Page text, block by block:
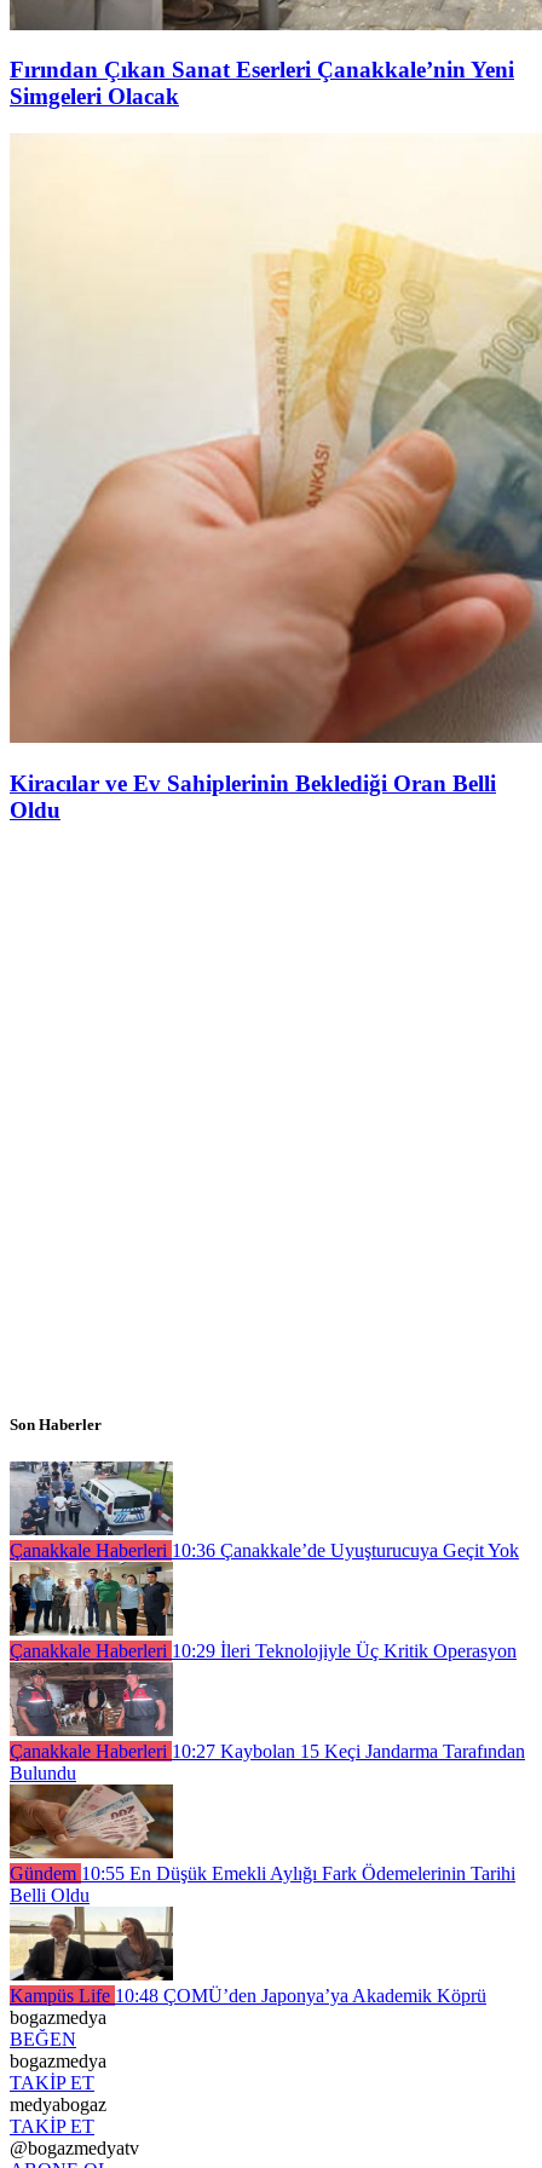
Fırından Çıkan Sanat Eserleri Çanakkale’nin Yeni
Simgeleri Olacak
Kiracılar ve Ev Sahiplerinin Beklediği Oran Belli
Oldu
Son Haberler
Çanakkale Haberleri 10:36 Çanakkale’de Uyuşturucuya Geçit Yok
Çanakkale Haberleri 10:29 İleri Teknolojiyle Üç Kritik Operasyon
Çanakkale Haberleri 10:27 Kaybolan 15 Keçi Jandarma Tarafından
Bulundu
Gündem 10:55 En Düşük Emekli Aylığı Fark Ödemelerinin Tarihi
Belli Oldu
Kampüs Life 10:48 ÇOMÜ’den Japonya’ya Akademik Köprü
bogazmedya
BEĞEN
bogazmedya
TAKİP ET
medyabogaz
TAKİP ET
@bogazmedyatv